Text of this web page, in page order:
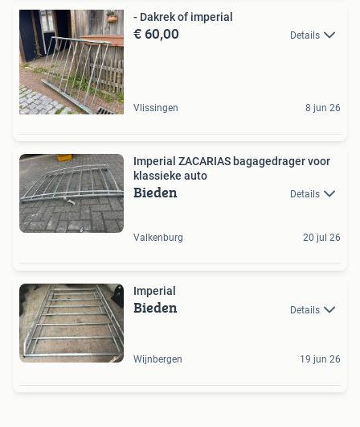
- Dakrek of imperial
€ 60,00 Details
Vlissingen 8 jun 26
Imperial ZACARIAS bagagedrager voor
klassieke auto
Bieden Details
Valkenburg 20 jul 26
Imperial
Bieden Details
Wijnbergen 19 jun 26